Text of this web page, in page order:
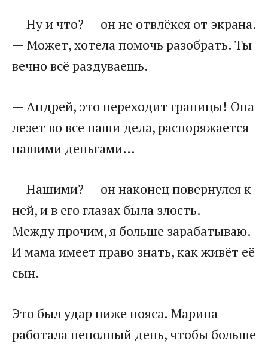
— Ну и что? — он не отвлёкся от экрана.
— Может, хотела помочь разобрать. Ты
вечно всё раздуваешь.
— Андрей, это переходит границы! Она
лезет во все наши дела, распоряжается
нашими деньгами…
— Нашими? — он наконец повернулся к
ней, и в его глазах была злость. —
Между прочим, я больше зарабатываю.
И мама имеет право знать, как живёт её
сын.
Это был удар ниже пояса. Марина
работала неполный день, чтобы больше